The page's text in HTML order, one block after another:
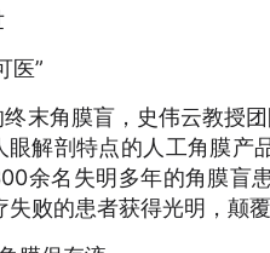
医”
末角膜盲，史伟云教授
眼解剖特点的人工角膜
余名失明多年的角膜盲
败的患者获得光明，颠